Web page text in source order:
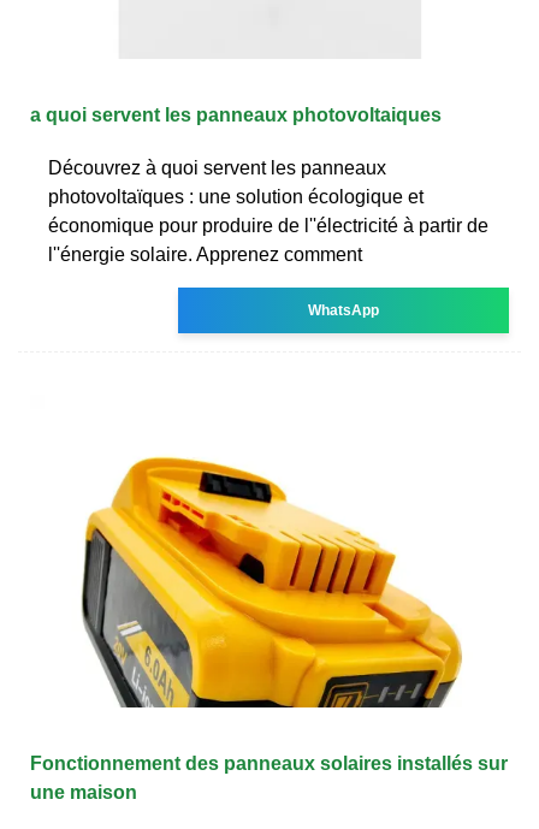
a quoi servent les panneaux photovoltaiques
Découvrez à quoi servent les panneaux
photovoltaïques : une solution écologique et
économique pour produire de l''électricité à partir de
l''énergie solaire. Apprenez comment
WhatsApp
Fonctionnement des panneaux solaires installés sur
une maison